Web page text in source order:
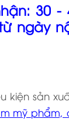
30
ngày
sản
mỹ